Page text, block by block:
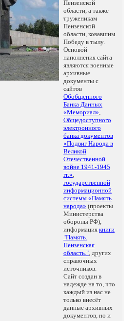
Пензенской
области, а также
труженикам
Пензенской
области, ковавшим
Победу в тылу.
Основой
наполнения сайта
являются военные
архивные
документы с
сайтов
Обобщенного
Банка Данных
«Мемориал»,
Общедоступного
электронного
банка документов
«Подвиг Народа в
Великой
Отечественной
войне 1941-1945
гг.»,
государственной
информационной
системы «Память
народа» (проекты
Министерства
обороны РФ),
информация книги
"Память.
Пензенская
область.", других
справочных
источников.
Сайт создан в
надежде на то, что
каждый из нас не
только внесёт
данные архивных
документов, но и